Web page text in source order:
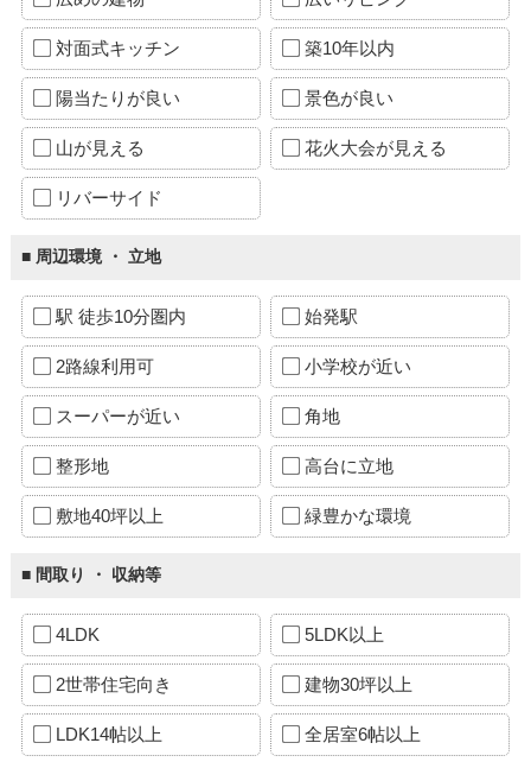
対面式キッチン 築10年以内
陽当たりが良い 景色が良い
山が見える 花火大会が見える
リバーサイド
■ 周辺環境 ・ 立地
駅 徒歩10分圏内 始発駅
2路線利用可 小学校が近い
スーパーが近い 角地
整形地 高台に立地
敷地40坪以上 緑豊かな環境
■ 間取り ・ 収納等
4LDK 5LDK以上
2世帯住宅向き 建物30坪以上
LDK14帖以上 全居室6帖以上